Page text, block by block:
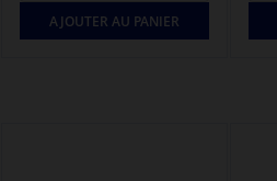
AJOUTER AU PANIER